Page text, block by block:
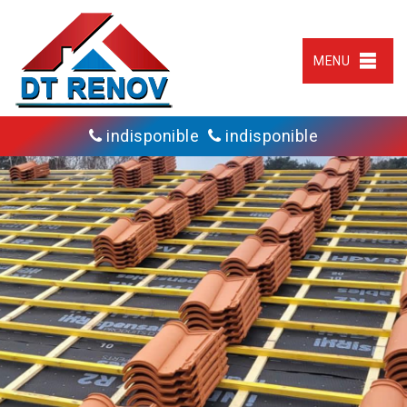
MENU
indisponible indisponible